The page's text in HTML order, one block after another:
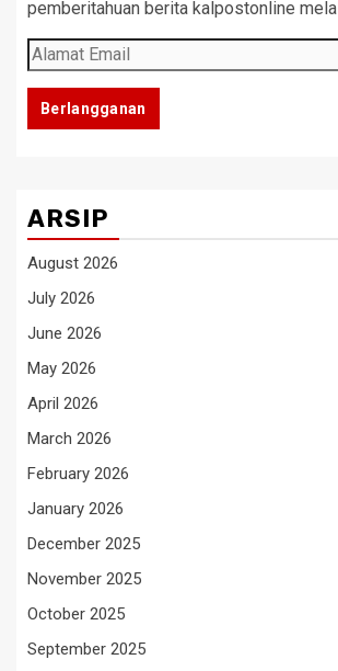
pemberitahuan berita kalpostonline
Alamat
Email
Berlangganan
ARSIP
August 2026
July 2026
June 2026
May 2026
April 2026
March 2026
February 2026
January 2026
December 2025
November 2025
October 2025
September 2025